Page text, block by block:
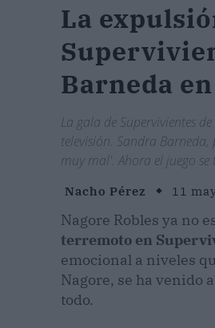
La
Barneda
La gala de Supervivientes
televisión. Sandra
muy mal'. Ahora el juego
Nacho Pérez 11
Nagore Robles ya no
terremoto en
emocional a niveles
Nagore, se ha venido
todo.